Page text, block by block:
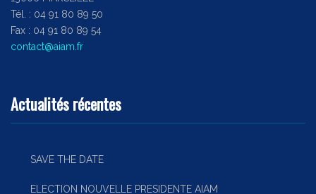
Tél. : 04 91 80 89 50
Fax : 04 91 80 89 54
contact@aiam.fr
Actualités récentes
SAVE THE DATE
ELECTION NOUVELLE PRESIDENTE AIAM